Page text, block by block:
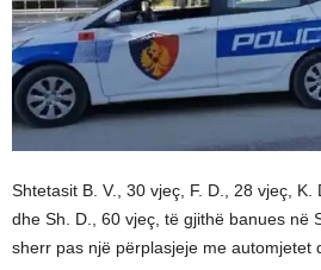
Shtetasit B. V., 30 vjeç, F. D., 28 vjeç,
dhe Sh. D., 60 vjeç, të gjithë banues në
sherr pas një përplasjeje me automjetet